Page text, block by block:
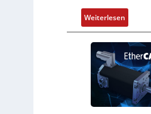
d
Z
u
s
t
a
s
r
t
P
o
s
i
Weiterlesen:
N
e
u
e
u